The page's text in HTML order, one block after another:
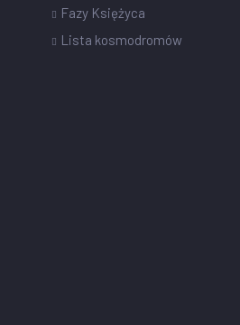
Fazy Księżyca
Lista kosmodromów